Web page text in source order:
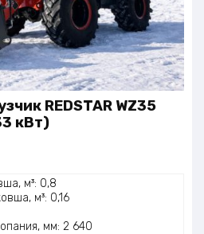
REDSTAR WZ35
кВт)
м³: 0,8
м³: 0,16
мм: 2 640